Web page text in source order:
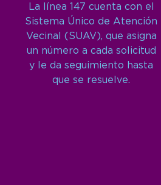
La línea 147 cuenta con el
Sistema Único de Atención
Vecinal (SUAV), que asigna
un número a cada solicitud
y le da seguimiento hasta
que se resuelve.